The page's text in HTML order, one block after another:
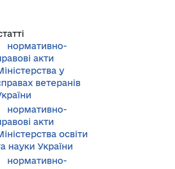
нормативно-
акти
у
ветеранів
нормативно-
акти
освіти
науки України
нормативно-